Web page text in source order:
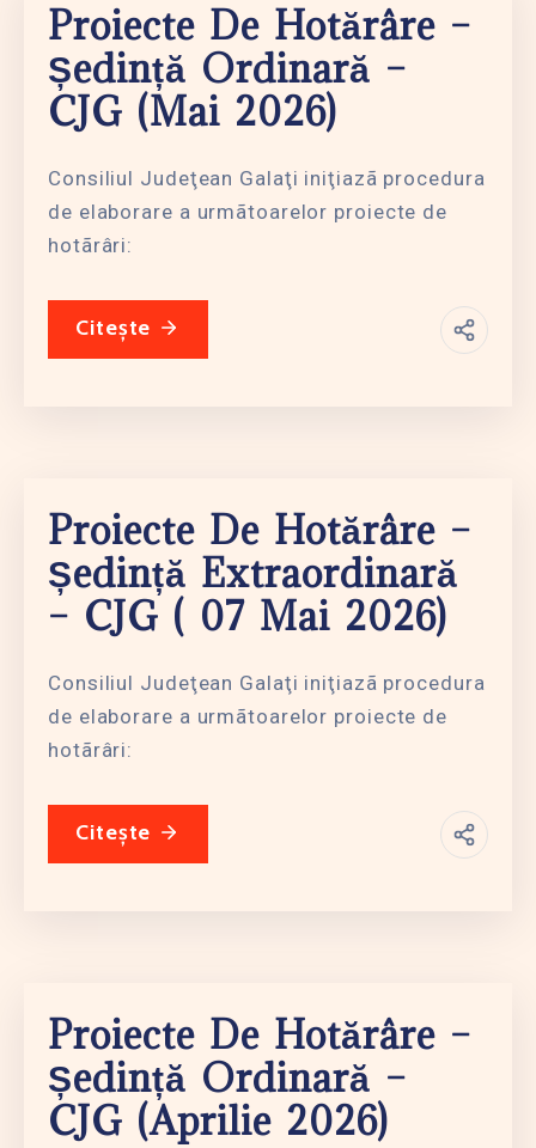
Proiecte De Hotărâre –
Ședință Ordinară –
CJG (mai 2026)
Consiliul Judeţean Galaţi iniţiazã procedura
de elaborare a urmãtoarelor proiecte de
hotãrâri:
Citește
Proiecte De Hotărâre –
Ședință Extraordinară
– CJG ( 07 Mai 2026)
Consiliul Judeţean Galaţi iniţiazã procedura
de elaborare a urmãtoarelor proiecte de
hotãrâri:
Citește
Proiecte De Hotărâre –
Ședință Ordinară –
CJG (aprilie 2026)